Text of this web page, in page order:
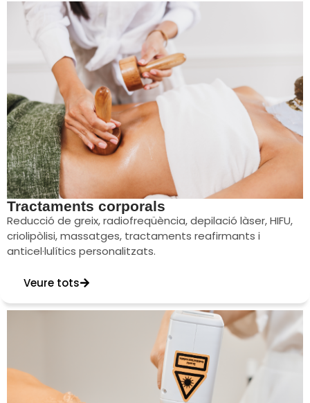
Tractaments corporals
Reducció de greix, radiofreqüència, depilació làser, HIFU,
criolipòlisi, massatges, tractaments reafirmants i
anticel·lulítics personalitzats.
Veure tots